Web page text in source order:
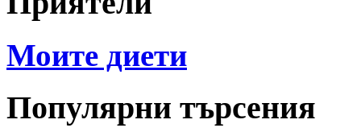
Моите диети
Популярни търсения